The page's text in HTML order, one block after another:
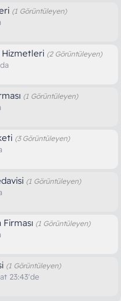
(1 Görüntüleyen)
Hizmetleri (2 Görüntüleyen)
(1 Görüntüleyen)
(3 Görüntüleyen)
(1 Görüntüleyen)
(1 Görüntüleyen)
(1 Görüntüleyen)
23:43'de